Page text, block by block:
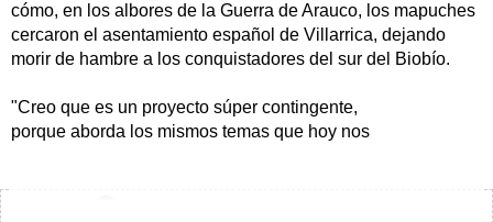
cómo, en los albores de la Guerra de Arauco, los mapuches
cercaron el asentamiento español de Villarrica, dejando
morir de hambre a los conquistadores del sur del Biobío.
"Creo que es un proyecto súper contingente,
porque aborda los mismos temas que hoy nos